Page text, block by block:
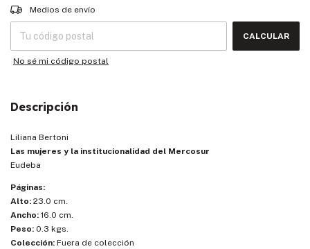
Entregas para el CP:
Medios de envío
CALCULAR
No sé mi código postal
Descripción
Liliana Bertoni
Las mujeres y la institucionalidad del Mercosur
Eudeba
Páginas:
Alto: 23.0 cm.
Ancho: 16.0 cm.
Peso: 0.3 kgs.
Colección: Fuera de colección